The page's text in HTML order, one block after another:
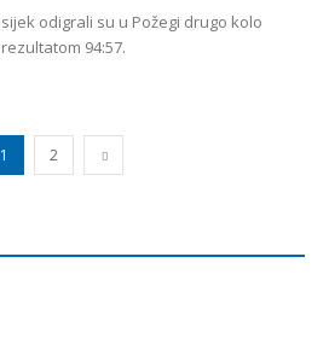
odigrali su u Požegi drugo kolo
94:57.
1 2